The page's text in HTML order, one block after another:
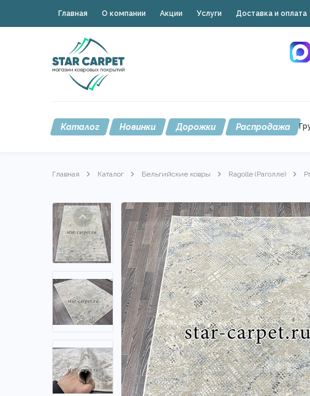
Главная О компании Акции Услуги Доставка и оплата
Каталог Новинки Дорожки Распродажа
Главная Каталог Бельгийские ковры Ragolle (Раголле)